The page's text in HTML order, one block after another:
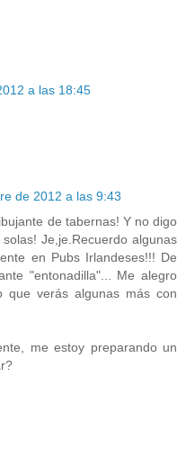
a las 18:45
de 2012 a las 9:43
de tabernas! Y no digo
Je,je.Recuerdo algunas
en Pubs Irlandeses!!! De
"entonadilla"... Me alegro
verás algunas más con
me estoy preparando un